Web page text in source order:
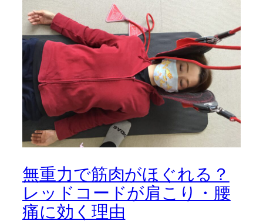
無重力で筋肉がほぐれる？
レッドコードが肩こり・腰
痛に効く理由